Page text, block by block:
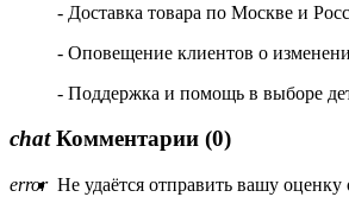
- Доставка товара по Москве и
- Оповещение клиентов о
- Поддержка и помощь в выборе
chat Комментарии (0)
error Не удаётся отправить вашу оценку